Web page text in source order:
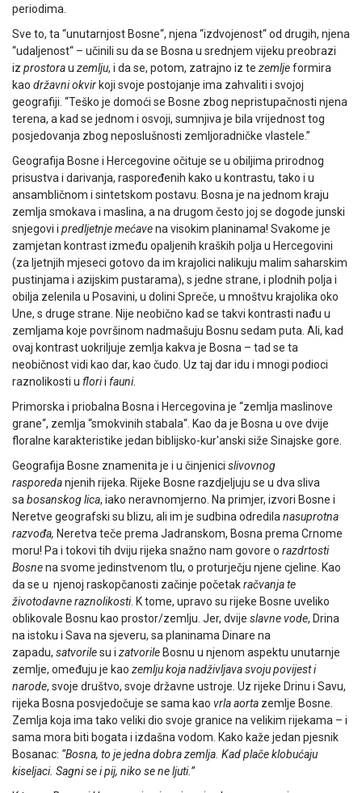
periodima.
Sve to, ta “unutarnjost Bosne“, njena “izdvojenost“ od drugih, njena
“udaljenost“ – učinili su da se Bosna u srednjem vijeku preobrazi
iz prostorau zemlju, i da se, potom, zatrajno iz te zemljeformira
kao državni okvir koji svoje postojanje ima zahvaliti i svojoj
geografiji. “Teško je domoći se Bosne zbog nepristupačnosti njena
terena, a kad se jednom i osvoji, sumnjiva je bila vrijednost tog
posjedovanja zbog neposlušnosti zemljoradničke vlastele.”
Geografija Bosne i Hercegovine očituje se u obiljima prirodnog
prisustva i darivanja, raspoređenih kako u kontrastu, tako i u
ansambličnom i sintetskom postavu. Bosna je na jednom kraju
zemlja smokava i maslina, a na drugom često joj se dogode junski
snjegovi i predljetnje mećavena visokim planinama! Svakome je
zamjetan kontrast između opaljenih kraških polja u Hercegovini
(za ljetnjih mjeseci gotovo da im krajolici nalikuju malim saharskim
pustinjama i azijskim pustarama), s jedne strane, i plodnih polja i
obilja zelenila u Posavini, u dolini Spreče, u mnoštvu krajolika oko
Une, s druge strane. Nije neobično kad se takvi kontrasti nađu u
zemljama koje površinom nadmašuju Bosnu sedam puta. Ali, kad
ovaj kontrast uokriljuje zemlja kakva je Bosna – tad se ta
neobičnost vidi kao dar, kao čudo. Uz taj dar idu i mnogi podioci
raznolikosti u florii fauni.
Primorska i priobalna Bosna i Hercegovina je “zemlja maslinove
grane“, zemlja “smokvinih stabala“. Kao da je Bosna u ove dvije
floralne karakteristike jedan biblijsko-kur'anski siže Sinajske gore.
Geografija Bosne znamenita je i u činjenici slivovnog
rasporedanjenih rijeka. Rijeke Bosne razdjeljuju se u dva sliva
sabosanskog lica, iako neravnomjerno. Na primjer, izvori Bosne i
Neretve geografski su blizu, ali im je sudbina odredilanasuprotna
razvođa, Neretva teče prema Jadranskom, Bosna prema Crnome
moru! Pa i tokovi tih dviju rijeka snažno nam govore o razdrtosti
Bosnena svome jedinstvenom tlu, o proturječju njene cjeline. Kao
da se u njenoj raskopčanosti začinje početakračvanja te
životodavne raznolikosti. K tome, upravo su rijeke Bosne uveliko
oblikovale Bosnu kao prostor/zemlju. Jer, dvije slavne vode, Drina
na istoku i Sava na sjeveru, sa planinama Dinare na
zapadu, satvorilesu i zatvorile Bosnu u njenom aspektu unutarnje
zemlje, omeđuju je kao zemlju koja nadživljava svoju povijesti
narode, svoje društvo, svoje državne ustroje. Uz rijeke Drinu i Savu,
rijeka Bosna posvjedočuje se sama kao vrla aorta zemlje Bosne.
Zemlja koja ima tako veliki dio svoje granice na velikim rijekama – i
sama mora biti bogata i izdašna vodom. Kako kaže jedan pjesnik
Bosanac: “Bosna, to je jedna dobra zemlja. Kad plače klobućaju
kiseljaci. Sagni se i pij, niko se ne ljuti.”